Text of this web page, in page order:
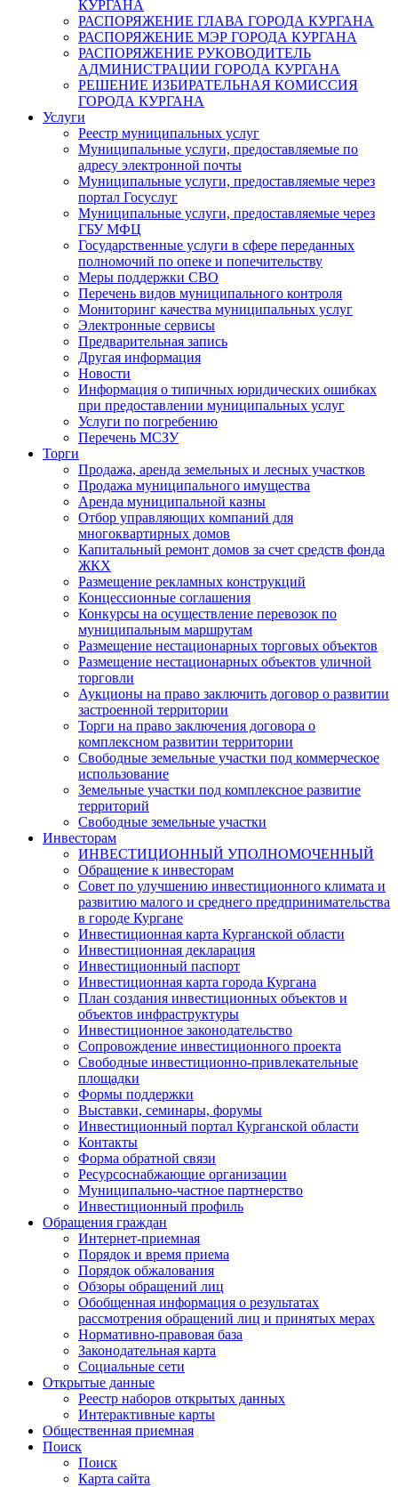
КУРГАНА
РАСПОРЯЖЕНИЕ ГЛАВА ГОРОДА КУРГАНА
РАСПОРЯЖЕНИЕ МЭР ГОРОДА КУРГАНА
РАСПОРЯЖЕНИЕ РУКОВОДИТЕЛЬ
АДМИНИСТРАЦИИ ГОРОДА КУРГАНА
РЕШЕНИЕ ИЗБИРАТЕЛЬНАЯ КОМИССИЯ
ГОРОДА КУРГАНА
Услуги
Реестр муниципальных услуг
Муниципальные услуги, предоставляемые по
адресу электронной почты
Муниципальные услуги, предоставляемые через
портал Госуслуг
Муниципальные услуги, предоставляемые через
ГБУ МФЦ
Государственные услуги в сфере переданных
полномочий по опеке и попечительству
Меры поддержки СВО
Перечень видов муниципального контроля
Мониторинг качества муниципальных услуг
Электронные сервисы
Предварительная запись
Другая информация
Новости
Информация о типичных юридических ошибках
при предоставлении муниципальных услуг
Услуги по погребению
Перечень МСЗУ
Торги
Продажа, аренда земельных и лесных участков
Продажа муниципального имущества
Аренда муниципальной казны
Отбор управляющих компаний для
многоквартирных домов
Капитальный ремонт домов за счет средств фонда
ЖКХ
Размещение рекламных конструкций
Концессионные соглашения
Конкурсы на осуществление перевозок по
муниципальным маршрутам
Размещение нестационарных торговых объектов
Размещение нестационарных объектов уличной
торговли
Аукционы на право заключить договор о развитии
застроенной территории
Торги на право заключения договора о
комплексном развитии территории
Свободные земельные участки под коммерческое
использование
Земельные участки под комплексное развитие
территорий
Свободные земельные участки
Инвесторам
ИНВЕСТИЦИОННЫЙ УПОЛНОМОЧЕННЫЙ
Обращение к инвесторам
Совет по улучшению инвестиционного климата и
развитию малого и среднего предпринимательства
в городе Кургане
Инвестиционная карта Курганской области
Инвестиционная декларация
Инвестиционный паспорт
Инвестиционная карта города Кургана
План создания инвестиционных объектов и
объектов инфраструктуры
Инвестиционное законодательство
Сопровождение инвестиционного проекта
Свободные инвестиционно-привлекательные
площадки
Формы поддержки
Выставки, семинары, форумы
Инвестиционный портал Курганской области
Контакты
Форма обратной связи
Ресурсоснабжающие организации
Муниципально-частное партнерство
Инвестиционный профиль
Обращения граждан
Интернет-приемная
Порядок и время приема
Порядок обжалования
Обзоры обращений лиц
Обобщенная информация о результатах
рассмотрения обращений лиц и принятых мерах
Нормативно-правовая база
Законодательная карта
Социальные сети
Открытые данные
Реестр наборов открытых данных
Интерактивные карты
Общественная приемная
Поиск
Поиск
Карта сайта